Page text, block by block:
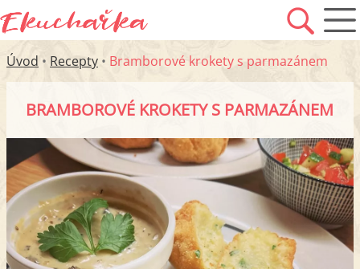
Úvod • Recepty • Bramborové krokety s parmazánem
BRAMBOROVÉ KROKETY S PARMAZÁNEM